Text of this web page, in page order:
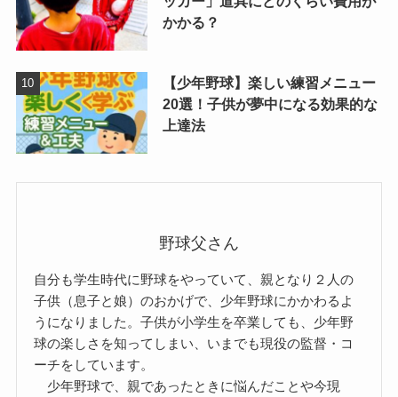
かかる？
【少年野球】楽しい練習メニュー
20選！子供が夢中になる効果的な
上達法
野球父さん
自分も学生時代に野球をやっていて、親となり２人の
子供（息子と娘）のおかげで、少年野球にかかわるよ
うになりました。子供が小学生を卒業しても、少年野
球の楽しさを知ってしまい、いまでも現役の監督・コ
ーチをしています。
少年野球で、親であったときに悩んだことや今現